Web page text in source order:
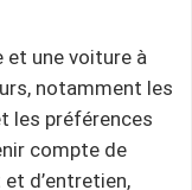
et une voiture à
notamment les
les préférences
compte de
d’entretien,